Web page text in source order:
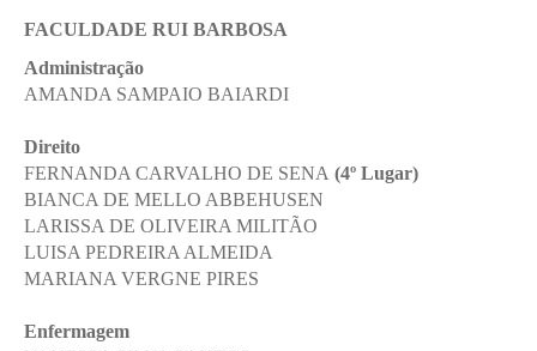
FACULDADE RUI BARBOSA
Administração
AMANDA SAMPAIO BAIARDI
Direito
FERNANDA CARVALHO DE SENA (4º Lugar)
BIANCA DE MELLO ABBEHUSEN
LARISSA DE OLIVEIRA MILITÃO
LUISA PEDREIRA ALMEIDA
MARIANA VERGNE PIRES
Enfermagem